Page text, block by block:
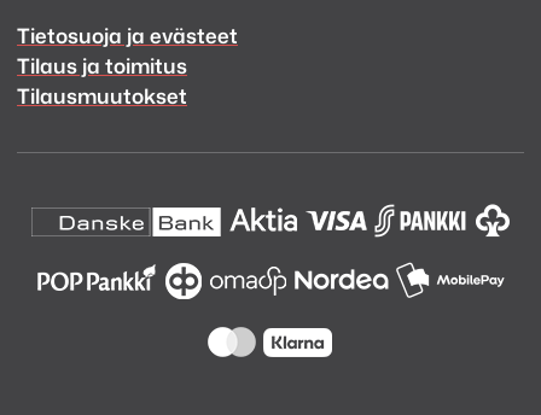
Tietosuoja ja evästeet
Tilaus ja toimitus
Tilausmuutokset